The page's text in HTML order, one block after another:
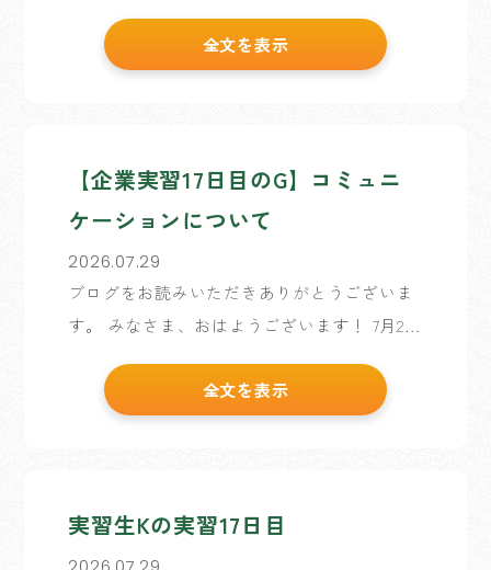
に間に合って良かったです。 作業当初は
WordPressにHTMLやCSSな […]
全文を表示
【企業実習17日目のG】コミュニ
ケーションについて
2026.07.29
ブログをお読みいただきありがとうございま
す。 みなさま、おはようございます！ 7月2日
申します！ 企業実習も、今日を含めて残り2
日となりましたので、 今回は、実習 […]
全文を表示
実習生Kの実習17日目